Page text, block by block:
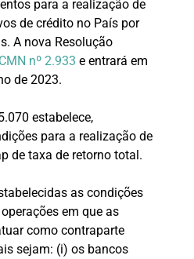
para a realização de
de crédito no País por
A nova Resolução
nº 2.933 e entrará em
de 2023.
estabelece,
para a realização de
de taxa de retorno total.
as condições
em que as
como contraparte
sejam: (i) os bancos